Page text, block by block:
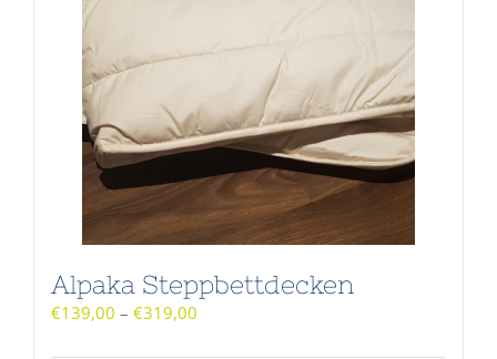
Alpaka Steppbettdecken
€139,00 – €319,00